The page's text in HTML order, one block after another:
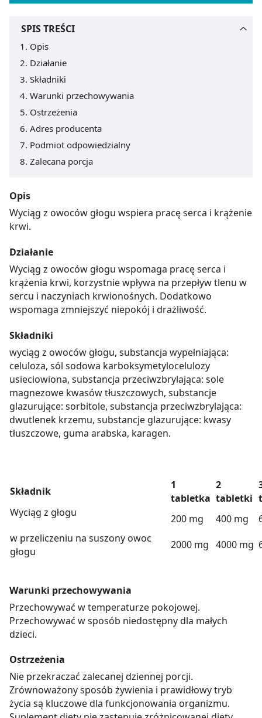
SPIS TREŚCI
Opis
Działanie
Składniki
Warunki przechowywania
Ostrzeżenia
Adres producenta
Podmiot odpowiedzialny
Zalecana porcja
Opis
Wyciąg z owoców głogu wspiera pracę serca i krążenie
krwi.
Działanie
Wyciąg z owoców głogu wspomaga pracę serca i
krążenia krwi, korzystnie wpływa na przepływ tlenu w
sercu i naczyniach krwionośnych. Dodatkowo
wspomaga zmniejszyć niepokój i drażliwość.
Składniki
wyciąg z owoców głogu, substancja wypełniająca:
celuloza, sól sodowa karboksymetylocelulozy
usieciowiona, substancja przeciwzbrylająca: sole
magnezowe kwasów tłuszczowych, substancje
glazurujące: sorbitole, substancja przeciwzbrylająca:
dwutlenek krzemu, substancje glazurujące: kwasy
tłuszczowe, guma arabska, karagen.
Składnik
1
tabletka
2
tabletki
Wyciąg z głogu
w przeliczeniu na suszony owoc
głogu
200 mg
2000 mg
400 mg
4000 mg
Warunki przechowywania
Przechowywać w temperaturze pokojowej.
Przechowywać w sposób niedostępny dla małych
dzieci.
Ostrzeżenia
Nie przekraczać zalecanej dziennej porcji.
Zrównoważony sposób żywienia i prawidłowy tryb
życia są kluczowe dla funkcjonowania organizmu.